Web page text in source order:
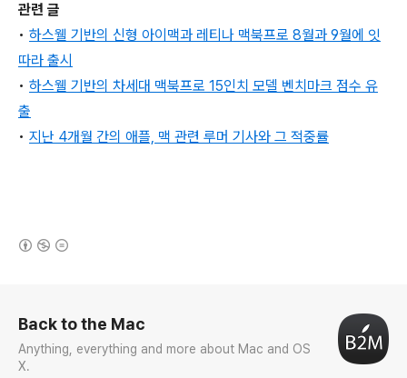
관련 글
• 하스웰 기반의 신형 아이맥과 레티나 맥북프로 8월과 9월에 잇
따라 출시
• 하스웰 기반의 차세대 맥북프로 15인치 모델 벤치마크 점수 유
출
• 지난 4개월 간의 애플, 맥 관련 루머 기사와 그 적중률
Back to the Mac
Anything, everything and more about Mac and OS
X.